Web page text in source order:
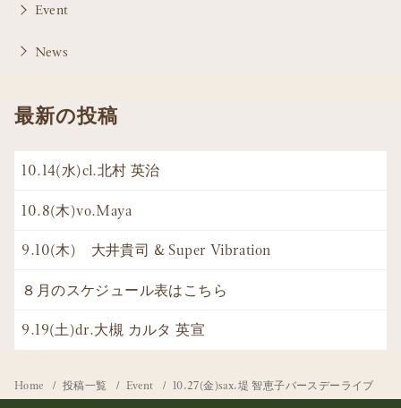
Event
News
最新の投稿
10.14(水)cl.北村 英治
10.8(木)vo.Maya
9.10(木) 大井貴司 & Super Vibration
８月のスケジュール表はこちら
9.19(土)dr.大槻 カルタ 英宣
Home 投稿一覧 Event 10.27(金)sax.堤 智恵子バースデーライブ